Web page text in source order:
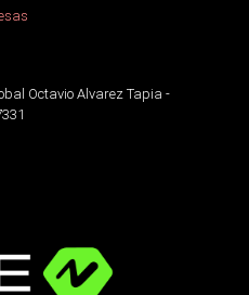
Octavio Alvarez Tapia -